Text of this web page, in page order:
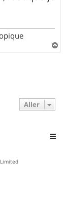
a
Aller